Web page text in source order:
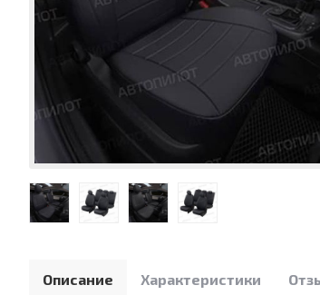
Описание Характеристики